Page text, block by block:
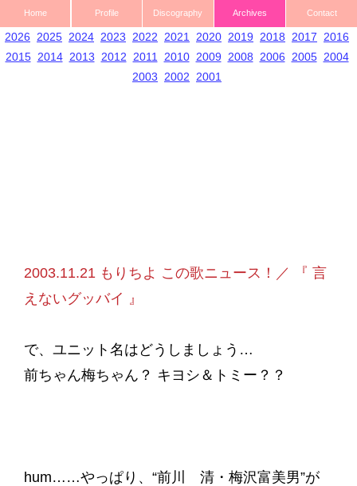
2026 2025 2024 2023 2022 2021 2020 2019 2018 2017
2016
2015 2014 2013 2012 2011 2010 2009 2008 2006 2005 2004
2003
2002 2001
Home Profile Discography Archives Contact
2003.11.21 もりちよ この歌ニュース！／ 『 言
えないグッバイ 』
で、ユニット名はどうしましょう…
前ちゃん梅ちゃん？ キヨシ＆トミー？？
hum……やっぱり、“前川 清・梅沢富美男”が